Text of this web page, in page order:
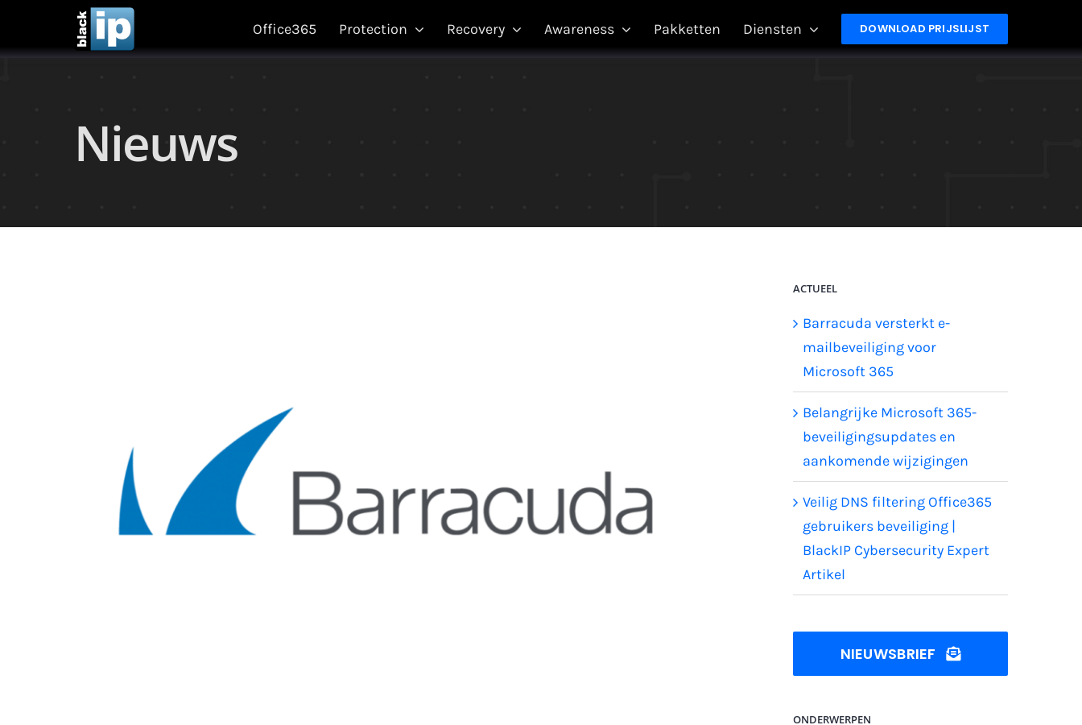
Office365 Protection Recovery Awareness Pakketten Diensten DOWNLOAD PRIJSLIJST
Nieuws
ACTUEEL
Barracuda versterkt e-
mailbeveiliging voor
Microsoft 365
Belangrijke Microsoft 365-
beveiligingsupdates en
aankomende wijzigingen
Veilig DNS filtering Office365
gebruikers beveiliging |
BlackIP Cybersecurity Expert
Artikel
NIEUWSBRIEF
ONDERWERPEN